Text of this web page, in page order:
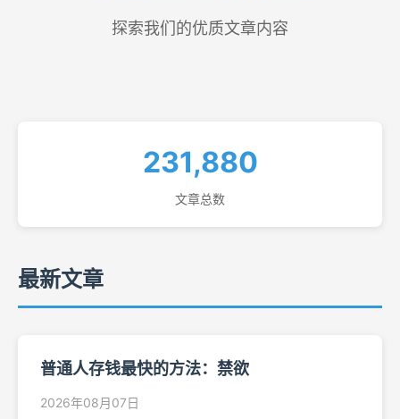
探索我们的优质文章内容
231,880
文章总数
最新文章
普通人存钱最快的方法：禁欲
2026年08月07日